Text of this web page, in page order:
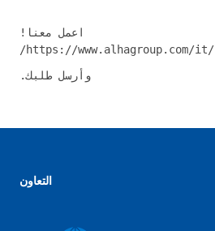
اعمل معنا!
https://www.alhagroup.com/
وأرسل طلبك.
التعاون